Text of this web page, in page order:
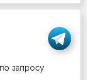
запросу